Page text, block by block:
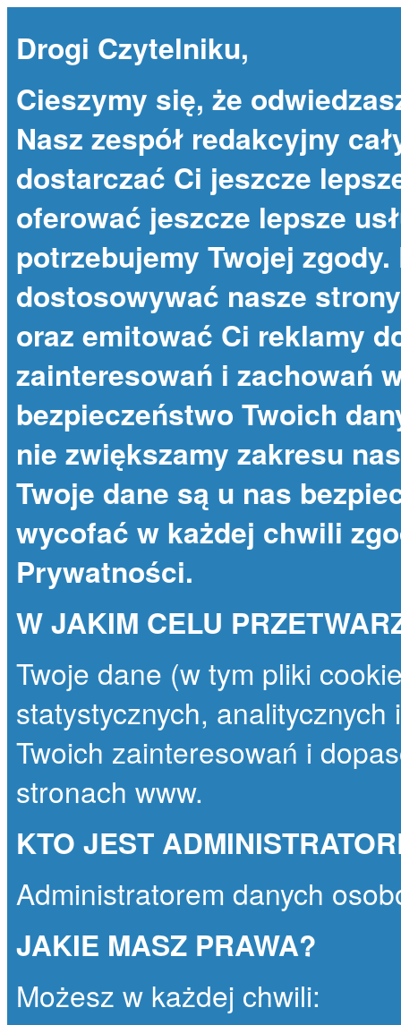
Drogi Czytelniku,
Cieszymy się, że
Nasz zespół redakcyjny
dostarczać Ci jeszcze
oferować jeszcze lepsze
potrzebujemy Twojej
dostosowywać nasze
oraz emitować Ci reklamy
zainteresowań i zachowań
bezpieczeństwo Twoich
nie zwiększamy zakresu
Twoje dane są u nas
wycofać w każdej chwili
Prywatności.
W JAKIM CELU
Twoje dane (w tym pliki
statystycznych,
Twoich zainteresowań i
stronach www.
KTO JEST
Administratorem danych
JAKIE MASZ PRAWA?
Możesz w każdej chwili: